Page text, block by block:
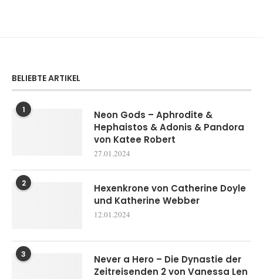
BELIEBTE ARTIKEL
1
Neon Gods – Aphrodite &
Hephaistos & Adonis & Pandora
von Katee Robert
27.01.2024
2
Hexenkrone von Catherine Doyle
und Katherine Webber
12.01.2024
3
Never a Hero – Die Dynastie der
Zeitreisenden 2 von Vanessa Len